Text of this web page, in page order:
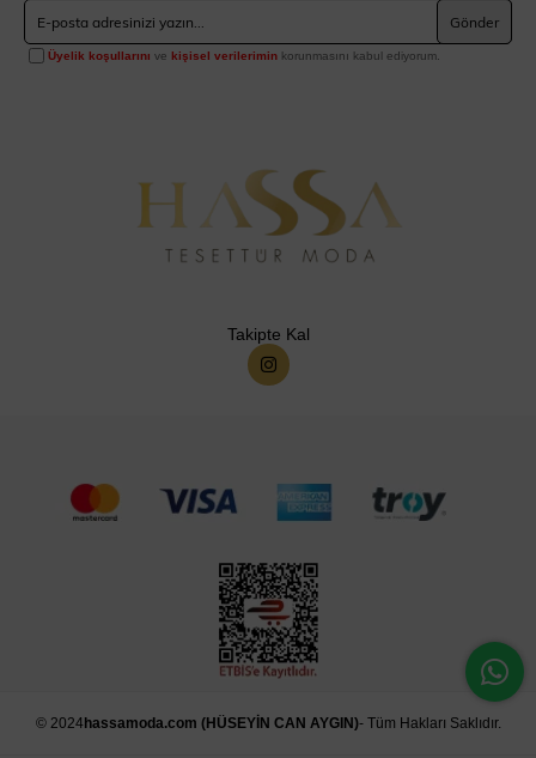
Gönder
Üyelik koşullarını ve kişisel verilerimin korunmasını kabul ediyorum.
Takipte Kal
© 2024 hassamoda.com (HÜSEYİN CAN AYGIN)- Tüm Hakları Saklıdır.